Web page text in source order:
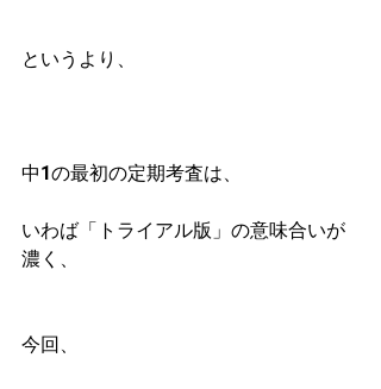
というより、
中1の最初の定期考査は、
いわば「トライアル版」の意味合いが
濃く、
今回、